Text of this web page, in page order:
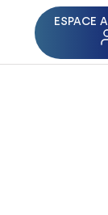
ESPACE